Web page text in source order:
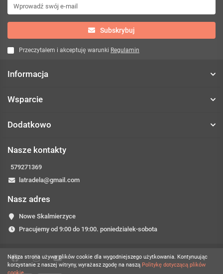
Nasza strona używa plików cookie dla wygodniejszego użytkowania. Kontynuując
korzystanie z naszej witryny, wyrażasz zgodę na naszą Politykę dotyczącą plików
Subskrybuj
Przeczytałem i akceptuję warunki Regulamin
Informacja
Wsparcie
Dodatkowo
Nasze kontakty
579271369
latradela@gmail.com
Nasz adres
Nowe Skalmierzyce
Pracujemy od 9:00 do 19:00. poniedziałek-sobota